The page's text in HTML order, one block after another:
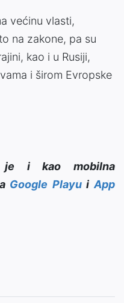
većinu vlasti,
na zakone, pa su
kao i u Rusiji,
i širom Evropske
je i kao mobilna
Google PlayuiApp